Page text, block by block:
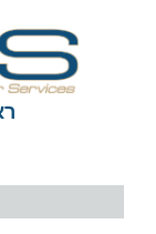
ראשי